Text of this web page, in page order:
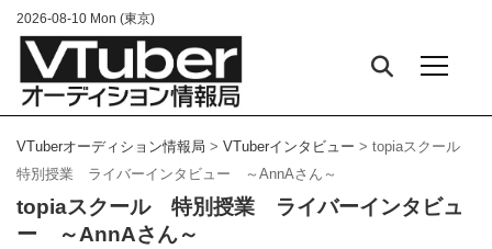
2026-08-10 Mon (東京)
Vtuber オーディション情報一覧
VTuberコラム
VTuberオーディション情報局 > VTuberインタビュー > topiaスクール
特別授業 ライバーインタビュー ～AnnAさん～
topiaスクール 特別授業 ライバーインタビュ
ー ～AnnAさん～